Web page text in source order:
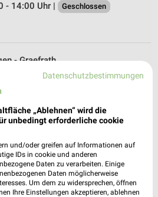
- 14:00 Uhr |
Geschlossen
- Graefrath
Straße 112
- 24:00 Uhr |
Geöffnet
Str. 421
Datenschutzbestimmungen
„Ablehnen“ wird die
unbedingt erforderliche cookie
und/oder greifen auf Informationen auf
IDs in cookie und anderen
Daten zu verarbeiten. Einige
Daten möglicherweise
Um dem zu widersprechen, öffnen
Ihre Einstellungen akzeptieren, ablehnen